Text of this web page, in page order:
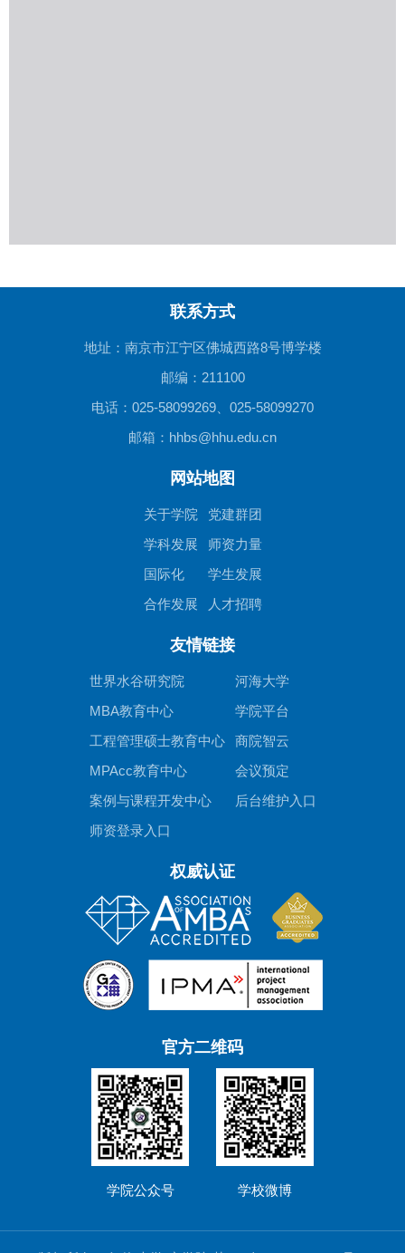
联系方式
地址：南京市江宁区佛城西路8号博学楼
邮编：211100
电话：025-58099269、025-58099270
邮箱：hhbs@hhu.edu.cn
网站地图
关于学院
党建群团
学科发展
师资力量
国际化
学生发展
合作发展
人才招聘
友情链接
世界水谷研究院
河海大学
MBA教育中心
学院平台
工程管理硕士教育中心
商院智云
MPAcc教育中心
会议预定
案例与课程开发中心
后台维护入口
师资登录入口
权威认证
官方二维码
学院公众号 学校微博